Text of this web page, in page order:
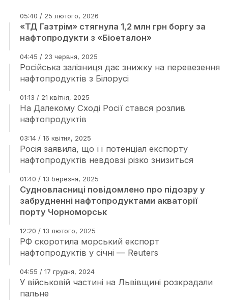
05:40 / 25 лютого, 2026
«ТД Газтрім» стягнула 1,2 млн грн боргу за
нафтопродукти з «Біоеталон»
04:45 / 23 червня, 2025
Російська залізниця дає знижку на перевезення
нафтопродуктів з Білорусі
01:13 / 21 квітня, 2025
На Далекому Сході Росії стався розлив
нафтопродуктів
03:14 / 16 квітня, 2025
Росія заявила, що її потенціал експорту
нафтопродуктів невдовзі різко знизиться
01:40 / 13 березня, 2025
Судновласниці повідомлено про підозру у
забрудненні нафтопродуктами акваторії
порту Чорноморськ
12:20 / 13 лютого, 2025
РФ скоротила морський експорт
нафтопродуктів у січні — Reuters
04:55 / 17 грудня, 2024
У військовій частині на Львівщині розкрадали
пальне